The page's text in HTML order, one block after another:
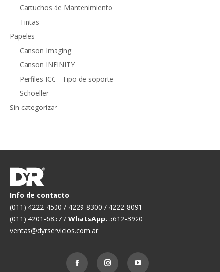
Cartuchos de Mantenimiento
Tintas
Papeles
Canson Imaging
Canson INFINITY
Perfiles ICC - Tipo de soporte
Schoeller
Sin categorizar
Info de contacto
(011) 4222-4500 / 4229-8300 / 4222-8091
(011) 4201-6857 / WhatsApp: 5612-3920
ventas@dyrservicios.com.ar